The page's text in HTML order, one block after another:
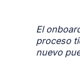
El
proceso
nuevo